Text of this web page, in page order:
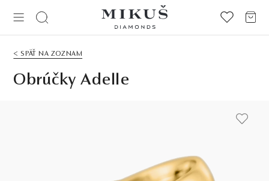
< SPÄŤ NA ZOZNAM
Obrúčky Adelle